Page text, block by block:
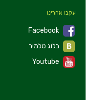
עקבו אחרינו
Facebook
Youtube